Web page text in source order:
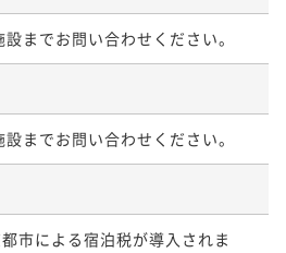
までお問い合わせください。
までお問い合わせください。
市による宿泊税が導入されま